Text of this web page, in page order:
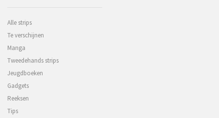
Alle strips
Te verschijnen
Manga
Tweedehands strips
Jeugdboeken
Gadgets
Reeksen
Tips